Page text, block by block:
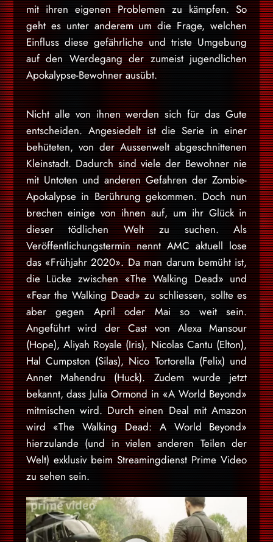
mit ihren eigenen Problemen zu kämpfen. So
geht es unter anderem um die Frage, welchen
Einfluss diese gefährliche und triste Umgebung
auf den Werdegang der zumeist jugendlichen
Apokalypse-Bewohner ausübt.
Nicht alle von ihnen werden sich für das Gute
entscheiden. Angesiedelt ist die Serie in einer
behüteten, von der Aussenwelt abgeschnittenen
Kleinstadt. Dadurch sind viele der Bewohner nie
mit Untoten und anderen Gefahren der Zombie-
Apokalypse in Berührung gekommen. Doch nun
brechen einige von ihnen auf, um ihr Glück in
dieser tödlichen Welt zu suchen. Als
Veröffentlichungstermin nennt AMC aktuell lose
das «Frühjahr 2020». Da man darum bemüht ist,
die Lücke zwischen «The Walking Dead» und
«Fear the Walking Dead» zu schliessen, sollte es
aber gegen April oder Mai so weit sein.
Angeführt wird der Cast von Alexa Mansour
(Hope), Aliyah Royale (Iris), Nicolas Cantu (Elton),
Hal Cumpston (Silas), Nico Tortorella (Felix) und
Annet Mahendru (Huck). Zudem wurde jetzt
bekannt, dass Julia Ormond in «A World Beyond»
mitmischen wird. Durch einen Deal mit Amazon
wird «The Walking Dead: A World Beyond»
hierzulande (und in vielen anderen Teilen der
Welt) exklusiv beim Streamingdienst Prime Video
zu sehen sein.